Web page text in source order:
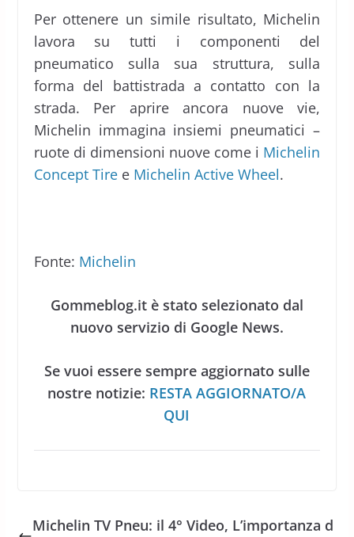
Per ottenere un simile risultato, Michelin
lavora su tutti i componenti del
pneumatico sulla sua struttura, sulla
forma del battistrada a contatto con la
strada. Per aprire ancora nuove vie,
Michelin immagina insiemi pneumatici –
ruote di dimensioni nuove come i Michelin
Concept Tiree Michelin Active Wheel.
Fonte: Michelin
Gommeblog.it è stato selezionato dal
nuovo servizio di Google News.
Se vuoi essere sempre aggiornato sulle
nostre notizie: RESTA AGGIORNATO/A
QUI
Michelin TV Pneu: il 4° Video, L’importanza d